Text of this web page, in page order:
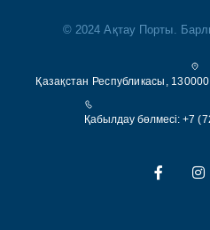
© 2024 Ақтау Порты.
Қазақстан Республикасы,
Қабылдау бөлмесі:+7